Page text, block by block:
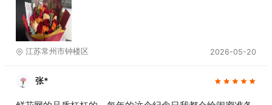
江苏常州市钟楼区 2026-05-20
张*